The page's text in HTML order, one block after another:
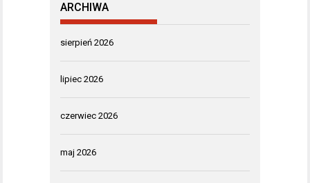
ARCHIWA
sierpień 2026
lipiec 2026
czerwiec 2026
maj 2026